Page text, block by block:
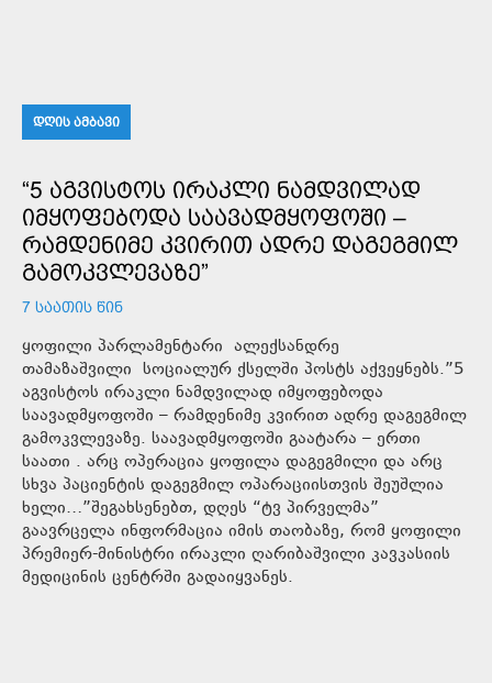
ᲓᲦᲘᲡ ᲐᲛᲑᲐᲕᲘ
“5 ᲐᲒᲕᲘᲡᲢᲝᲡ ᲘᲠᲐᲙᲚᲘ ᲜᲐᲛᲓᲕᲘᲚᲐᲓ
ᲘᲛᲧᲝᲤᲔᲑᲝᲓᲐ ᲡᲐᲐᲕᲐᲓᲛᲧᲝᲤᲝᲨᲘ –
ᲠᲐᲛᲓᲔᲜᲘᲛᲔ ᲙᲕᲘᲠᲘᲗ ᲐᲓᲠᲔ ᲓᲐᲒᲔᲒᲛᲘᲚ
ᲒᲐᲛᲝᲙᲕᲚᲔᲕᲐᲖᲔ”
7 ᲡᲐᲐᲗᲘᲡ ᲬᲘᲜ
ყოფილი პარლამენტარი ალექსანდრე
თამაზაშვილი სოციალურ ქსელში პოსტს აქვეყნებს.”5
აგვისტოს ირაკლი ნამდვილად იმყოფებოდა
საავადმყოფოში – რამდენიმე კვირით ადრე დაგეგმილ
გამოკვლევაზე. საავადმყოფოში გაატარა – ერთი
საათი . არც ოპერაცია ყოფილა დაგეგმილი და არც
სხვა პაციენტის დაგეგმილ ოპარაციისთვის შეუშლია
ხელი…”შეგახსენებთ, დღეს “ტვ პირველმა”
გაავრცელა ინფორმაცია იმის თაობაზე, რომ ყოფილი
პრემიერ-მინისტრი ირაკლი ღარიბაშვილი კავკასიის
მედიცინის ცენტრში გადაიყვანეს.